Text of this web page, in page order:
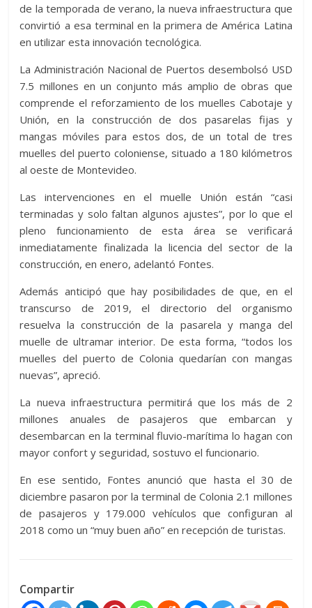
de la temporada de verano, la nueva infraestructura que
convirtió a esa terminal en la primera de América Latina
en utilizar esta innovación tecnológica.
La Administración Nacional de Puertos desembolsó USD
7.5 millones en un conjunto más amplio de obras que
comprende el reforzamiento de los muelles Cabotaje y
Unión, en la construcción de dos pasarelas fijas y
mangas móviles para estos dos, de un total de tres
muelles del puerto coloniense, situado a 180 kilómetros
al oeste de Montevideo.
Las intervenciones en el muelle Unión están “casi
terminadas y solo faltan algunos ajustes”, por lo que el
pleno funcionamiento de esta área se verificará
inmediatamente finalizada la licencia del sector de la
construcción, en enero, adelantó Fontes.
Además anticipó que hay posibilidades de que, en el
transcurso de 2019, el directorio del organismo
resuelva la construcción de la pasarela y manga del
muelle de ultramar interior. De esta forma, “todos los
muelles del puerto de Colonia quedarían con mangas
nuevas”, apreció.
La nueva infraestructura permitirá que los más de 2
millones anuales de pasajeros que embarcan y
desembarcan en la terminal fluvio-marítima lo hagan con
mayor confort y seguridad, sostuvo el funcionario.
En ese sentido, Fontes anunció que hasta el 30 de
diciembre pasaron por la terminal de Colonia 2.1 millones
de pasajeros y 179.000 vehículos que configuran al
2018 como un “muy buen año” en recepción de turistas.
Compartir